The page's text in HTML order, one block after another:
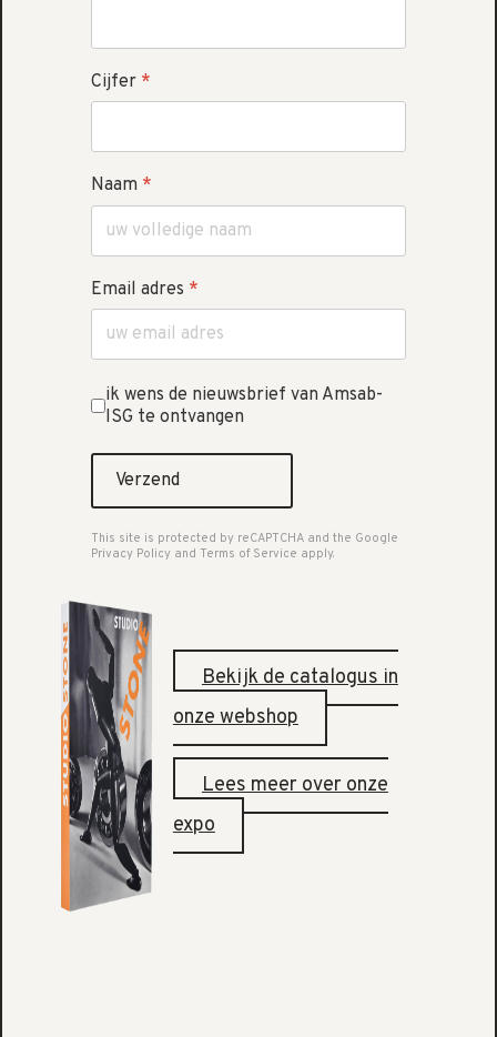
Cijfer *
Naam *
Email adres *
ik wens de nieuwsbrief van Amsab-
ISG te ontvangen
Verzend
This site is protected by reCAPTCHA and the Google
Privacy Policyand Terms of Service apply.
Bekijk de catalogus in
onze webshop
Lees meer over onze
expo